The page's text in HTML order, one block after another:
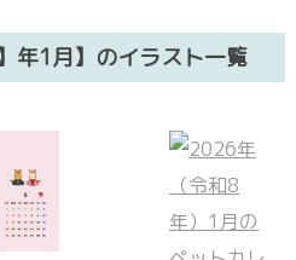
年1月】のイラスト一覧